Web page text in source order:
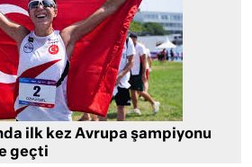
ilk kez Avrupa şampiyonu
geçti